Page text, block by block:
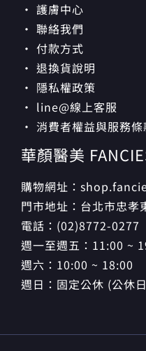
· 護膚中心
· 聯絡我們
· 付款方式
· 退換貨說明
· 隱私權政策
· line@線上客服
· 消費者權益與服務條
華顏醫美
購物網址：
門市地址：台北市忠
電話：(02)8772-0277
週一至週五：11:00 ~
週六：10:00 ~ 18:00
週日：固定公休 (公休